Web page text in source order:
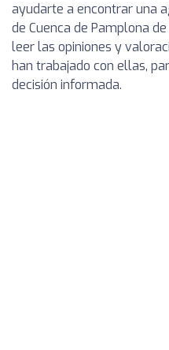
ayudarte a encontrar una
de Cuenca de Pamplona
leer las opiniones y
han trabajado con ellas,
decisión informada.